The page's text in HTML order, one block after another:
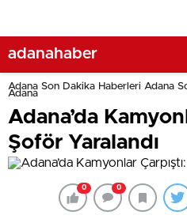
adanahaber
Adana Son Dakika Haberleri Adana
Adana
Adana’da
Şoför Yaralandı
0 0